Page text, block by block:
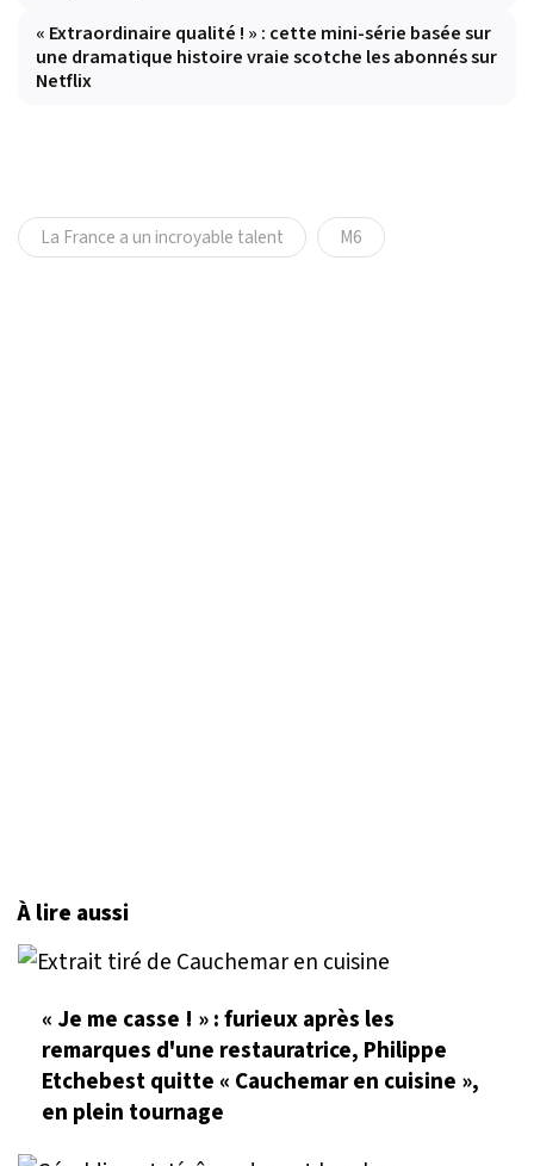
« Extraordinaire qualité ! » : cette mini-série basée sur
une dramatique histoire vraie scotche les abonnés sur
Netflix
La France a un incroyable talent M6
À lire aussi
« Je me casse ! » : furieux après les
remarques d'une restauratrice, Philippe
Etchebest quitte « Cauchemar en cuisine »,
en plein tournage